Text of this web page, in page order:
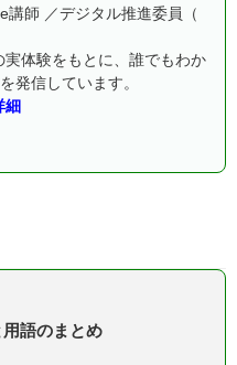
講師 ／デジタル推進委員（
実体験をもとに、誰でもわか
発信しています。
細
語のまとめ